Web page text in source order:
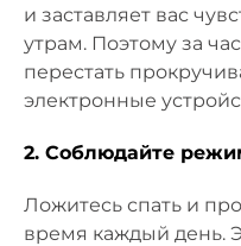
и заставляет вас
утрам. Поэтому за
перестать
электронные
2. Соблюдайте
Ложитесь спать и
время каждый день.